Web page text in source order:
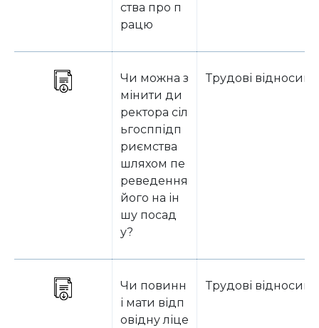
ства про п
рацю
Чи можна з
мінити ди
ректора сіл
ьгосппідп
риємства
шляхом пе
реведення
його на ін
шу посад
у?
Трудові відносини
Чи повинн
і мати відп
овідну ліце
Трудові відносини